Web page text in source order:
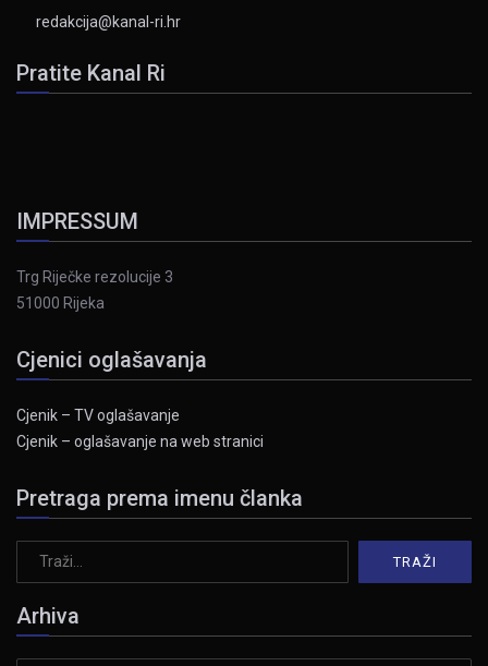
redakcija@kanal-ri.hr
Pratite Kanal Ri
IMPRESSUM
Trg Riječke rezolucije 3
51000 Rijeka
Cjenici oglašavanja
Cjenik – TV oglašavanje
Cjenik – oglašavanje na web stranici
Pretraga prema imenu članka
Arhiva